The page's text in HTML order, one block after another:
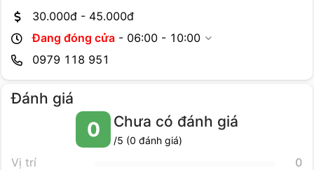
Đánh giá
0 Chưa có đánh giá
/5 (0 đánh giá)
Vị trí
0
30.000đ - 45.000đ
Đang đóng cửa - 06:00 - 10:00
0979 118 951